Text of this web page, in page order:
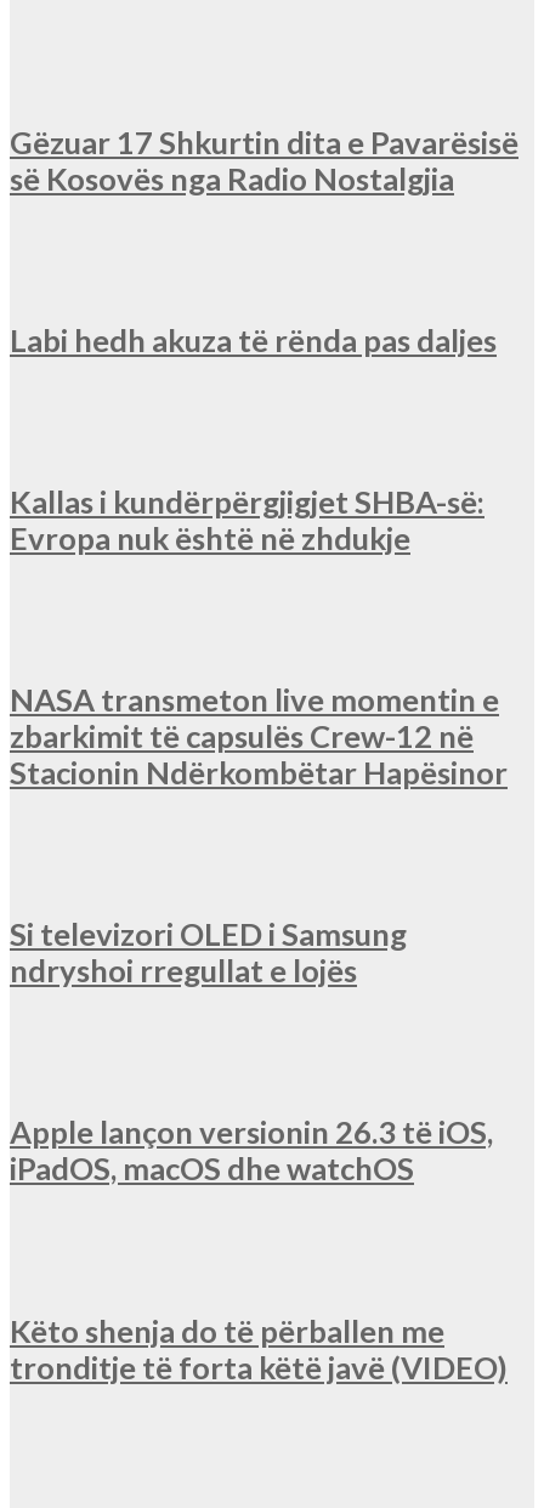
Gëzuar 17 Shkurtin dita e Pavarësisë
së Kosovës nga Radio Nostalgjia
Labi hedh akuza të rënda pas daljes
Kallas i kundërpërgjigjet SHBA-së:
Evropa nuk është në zhdukje
NASA transmeton live momentin e
zbarkimit të capsulës Crew-12 në
Stacionin Ndërkombëtar Hapësinor
Si televizori OLED i Samsung
ndryshoi rregullat e lojës
Apple lançon versionin 26.3 të iOS,
iPadOS, macOS dhe watchOS
Këto shenja do të përballen me
tronditje të forta këtë javë (VIDEO)